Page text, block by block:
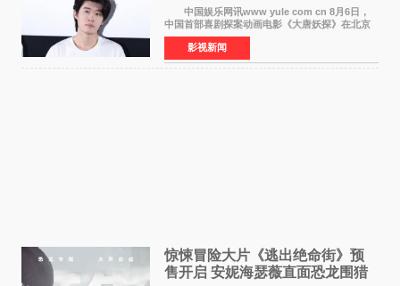
中国娱乐网讯www yule com cn 8月6日，
中国首部喜剧探案动画电影《大唐妖探》在北京
举办电影首映礼。导演程腾、联合导演黄珉、总
制片人曹紫建、制片人李莹莹，配音导演张喆，
对白指导程寅，领
影视新闻
惊悚冒险大片《逃出绝命街》预
售开启 安妮海瑟薇直面恐龙围猎